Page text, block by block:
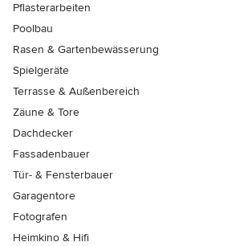
Pflasterarbeiten
Poolbau
Rasen & Gartenbewässerung
Spielgeräte
Terrasse & Außenbereich
Zäune & Tore
Dachdecker
Fassadenbauer
Tür- & Fensterbauer
Garagentore
Fotografen
Heimkino & Hifi